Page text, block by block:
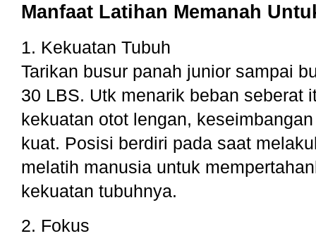
Manfaat Latihan Memanah
1. Kekuatan Tubuh
Tarikan busur panah junior sampai
30 LBS. Utk menarik beban seberat
kekuatan otot lengan,
kuat. Posisi berdiri pada saat
melatih manusia untuk
kekuatan tubuhnya.
2. Fokus